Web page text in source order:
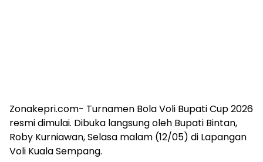
Zonakepri.com- Turnamen Bola Voli Bupati Cup 2026
resmi dimulai. Dibuka langsung oleh Bupati Bintan,
Roby Kurniawan, Selasa malam (12/05) di Lapangan
Voli Kuala Sempang.